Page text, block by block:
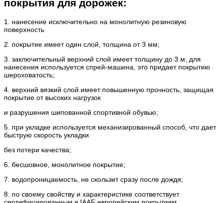
покрытия для дорожек:
1. нанесение исключительно на монолитную резиновую
поверхность
2. покрытие имеет один слой, толщина от 3 мм;
3. заключительный верхний слой имеет толщину до 3 м, для
нанесения используется спрей-машина, это придает покрытию
шероховатость;
4. верхний вязкий слой имеет повышенную прочность, защищая
покрытие от высоких нагрузок
и разрушения шипованной спортивной обувью;
5. при укладке используется механизированный способ, что дает
быструю скорость укладки
без потери качества;
6. бесшовное, монолитное покрытие;
7. водопроницаемость, не скользит сразу после дождя;
8. по своему свойству и характеристике соответствует